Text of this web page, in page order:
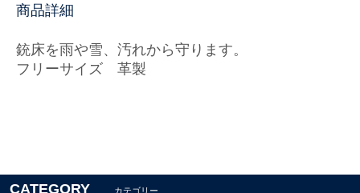
商品詳細
銃床を雨や雪、汚れから守ります。
フリーサイズ 革製
CATEGORY カテゴリー